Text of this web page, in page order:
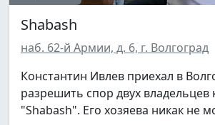
Shabash
наб. 62-й Армии, д. 6, г. Волгоград
Константин Ивлев приехал в
разрешить спор двух владельцев
"Shabash". Его хозяева никак не